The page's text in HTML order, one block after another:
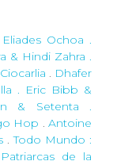
Eliades Ochoa .
& Hindi Zahra .
. Dhafer
. Eric Bibb &
& Setenta .
Hop .Antoine
.Todo Mundo :
Patriarcas de la